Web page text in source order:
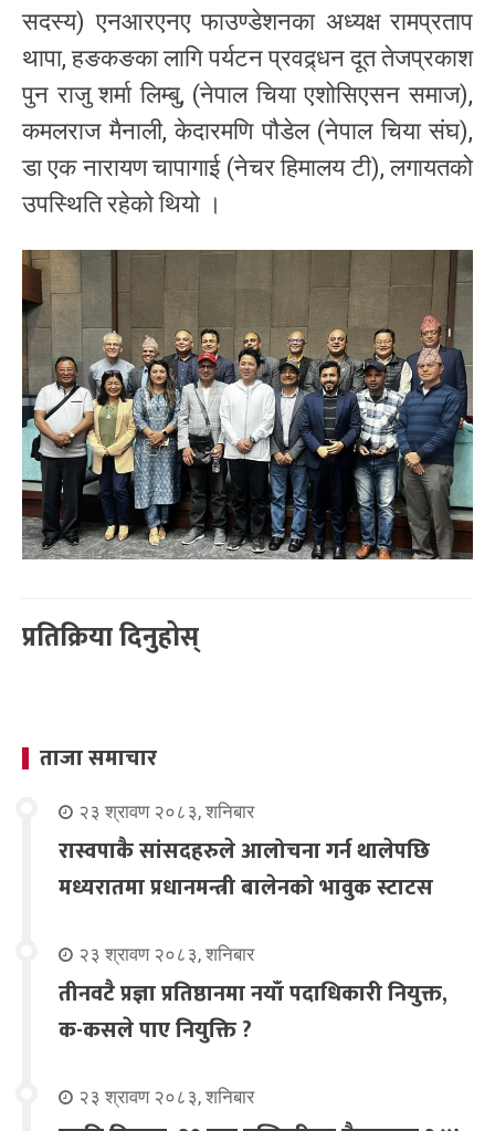
सदस्य) एनआरएनए फाउण्डेशनका अध्यक्ष रामप्रताप
थापा, हङकङका लागि पर्यटन प्रवद्र्धन दूत तेजप्रकाश
पुन राजु शर्मा लिम्बु, (नेपाल चिया एशोसिएसन समाज),
कमलराज मैनाली, केदारमणि पौडेल (नेपाल चिया संघ),
डा एक नारायण चापागाई (नेचर हिमालय टी), लगायतको
उपस्थिति रहेको थियो ।
प्रतिक्रिया दिनुहोस्
ताजा समाचार
२३ श्रावण २०८३, शनिबार
रास्वपाकै सांसदहरुले आलोचना गर्न थालेपछि
मध्यरातमा प्रधानमन्त्री बालेनको भावुक स्टाटस
२३ श्रावण २०८३, शनिबार
तीनवटै प्रज्ञा प्रतिष्ठानमा नयाँ पदाधिकारी नियुक्त,
क-कसले पाए नियुक्ति ?
२३ श्रावण २०८३, शनिबार